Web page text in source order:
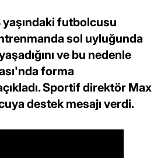
yaşındaki futbolcusu
sol uyluğunda
ve bu nedenle
forma
Sportif direktör Max
destek mesajı verdi.